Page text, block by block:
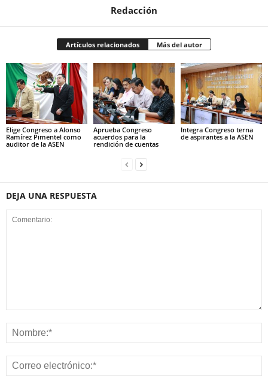
Redacción
Artículos relacionados Más del autor
Elige Congreso a Alonso
Ramírez Pimentel como
auditor de la ASEN
Aprueba Congreso
acuerdos para la
rendición de cuentas
Integra Congreso terna
de aspirantes a la ASEN
DEJA UNA RESPUESTA